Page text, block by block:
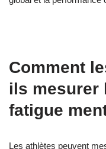
dans la récupération des
et des pratiques de
régulières de la santé
stress, permettant des
favorise un
global et la performance